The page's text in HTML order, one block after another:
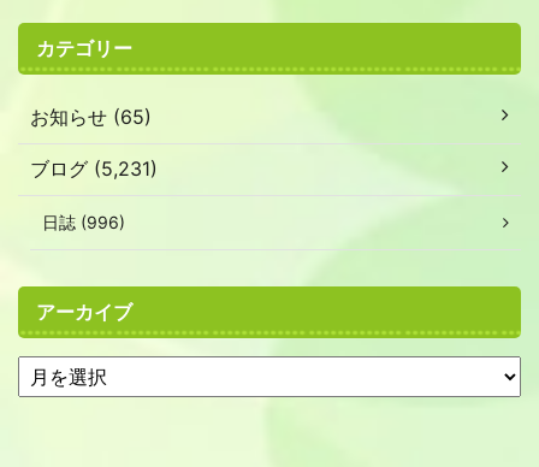
カテゴリー
お知らせ (65)
ブログ (5,231)
日誌 (996)
アーカイブ